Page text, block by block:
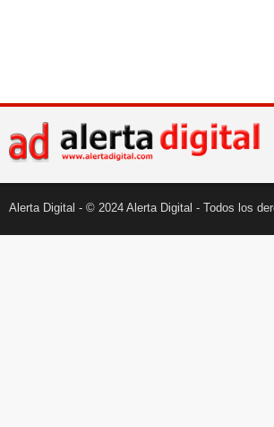
Alerta Digital - © 2024 Alerta Digital - Todos los